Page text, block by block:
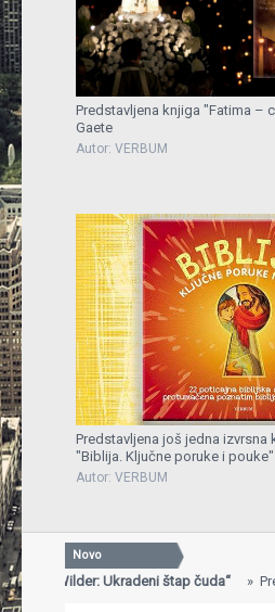
Predstavljena knjiga "Fatima –
Gaete
Autor: VERBUM
Predstavljena još jedna izvrsna
"Biblija. Ključne poruke i pouke"
Autor: VERBUM
Novo
Wilder: Ukradeni štap čuda“